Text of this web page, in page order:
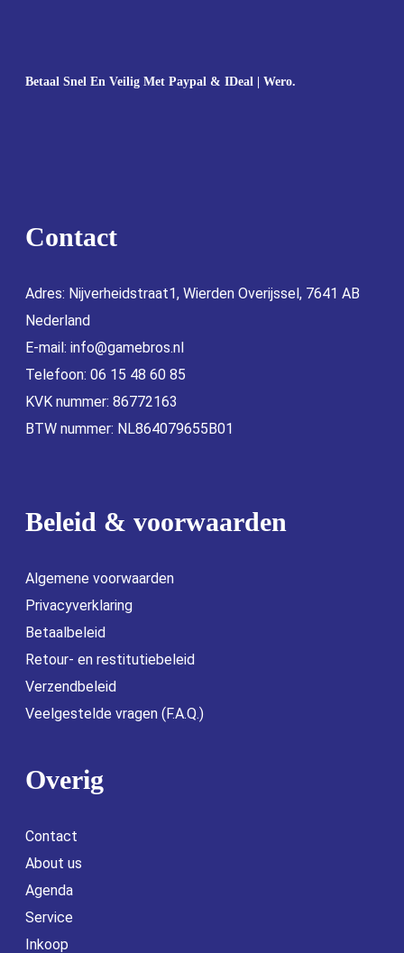
Betaal Snel En Veilig Met Paypal & IDeal | Wero.
Contact
Adres: Nijverheidstraat1, Wierden Overijssel, 7641 AB
Nederland
E-mail: info@gamebros.nl
Telefoon: 06 15 48 60 85
KVK nummer: 86772163
BTW nummer: NL864079655B01
Beleid & voorwaarden
Algemene voorwaarden
Privacyverklaring
Betaalbeleid
Retour- en restitutiebeleid
Verzendbeleid
Veelgestelde vragen (F.A.Q.)
Overig
Contact
About us
Agenda
Service
Inkoop